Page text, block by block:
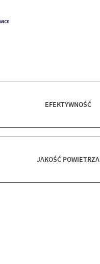
EFEKTYWNOŚĆ
JAKOŚĆ POWIETRZA